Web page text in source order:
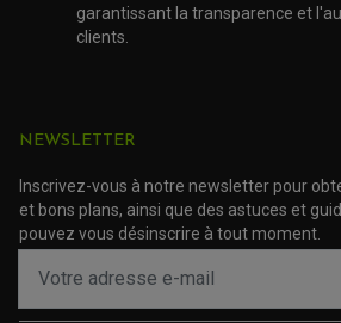
garantissant la transparence et
clients.
NEWSLETTER
Inscrivez-vous à notre newsletter pour
et bons plans, ainsi que des astuces et
pouvez vous désinscrire à tout moment.